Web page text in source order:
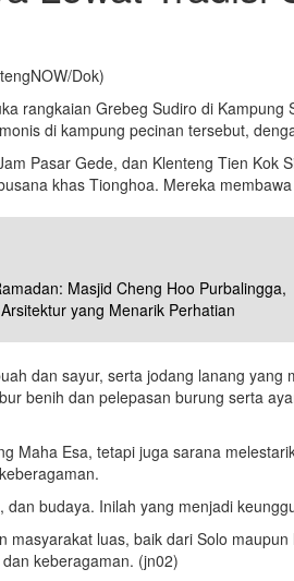
Dok)
rangkaian Grebeg Sudiro di
di kampung pecinan tersebut,
Pasar Gede, dan Klenteng Tien
khas Tionghoa. Mereka
Masjid Cheng Hoo Purbalingga,
yang Menarik Perhatian
dan sayur, serta jodang lanang
benih dan pelepasan burung serta
Maha Esa, tetapi juga sarana
budaya. Inilah yang menjadi
luas, baik dari Solo
keberagaman. (jn02)